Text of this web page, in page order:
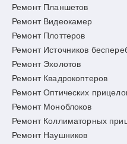
Ремонт Планшетов
Ремонт Видеокамер
Ремонт Плоттеров
Ремонт Источников
Ремонт Эхолотов
Ремонт Квадрокоптеров
Ремонт Оптических
Ремонт Моноблоков
Ремонт Коллиматорных
Ремонт Наушников